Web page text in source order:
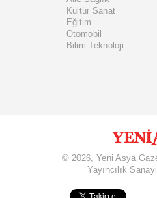
Kültür Sanat
Eğitim
Otomobil
Bilim Teknoloji
© 2026, Yeni Asya
Yayıncılık